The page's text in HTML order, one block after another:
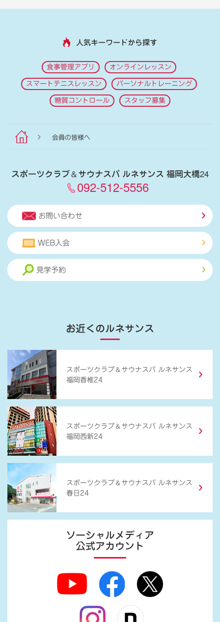
人気キーワードから探す
食事管理アプリ オンラインレッスン
スマートテニスレッスン パーソナルトレーニング
糖質コントロール スタッフ募集
会員の皆様へ
スポーツクラブ＆サウナスパ ルネサンス 福岡大橋24
092-512-5556
お問い合わせ
WEB入会
見学予約
お近くのルネサンス
スポーツクラブ ＆ サウナスパ ルネサンス
福岡香椎24
スポーツクラブ ＆ サウナスパ ルネサンス
福岡西新24
スポーツクラブ ＆ サウナスパ ルネサンス
春日24
ソーシャルメディア
公式アカウント